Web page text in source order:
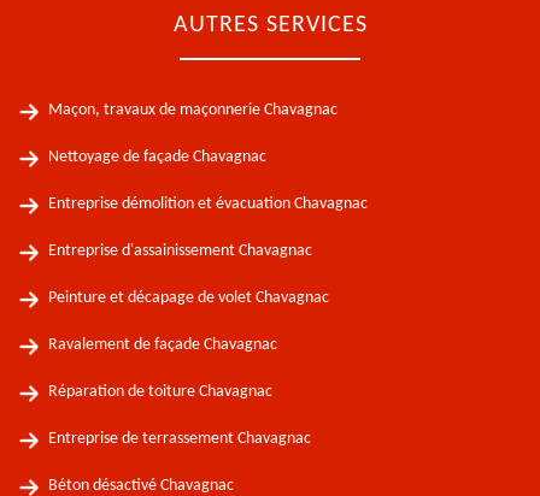
AUTRES SERVICES
Maçon, travaux de maçonnerie Chavagnac
Nettoyage de façade Chavagnac
Entreprise démolition et évacuation Chavagnac
Entreprise d'assainissement Chavagnac
Peinture et décapage de volet Chavagnac
Ravalement de façade Chavagnac
Réparation de toiture Chavagnac
Entreprise de terrassement Chavagnac
Béton désactivé Chavagnac